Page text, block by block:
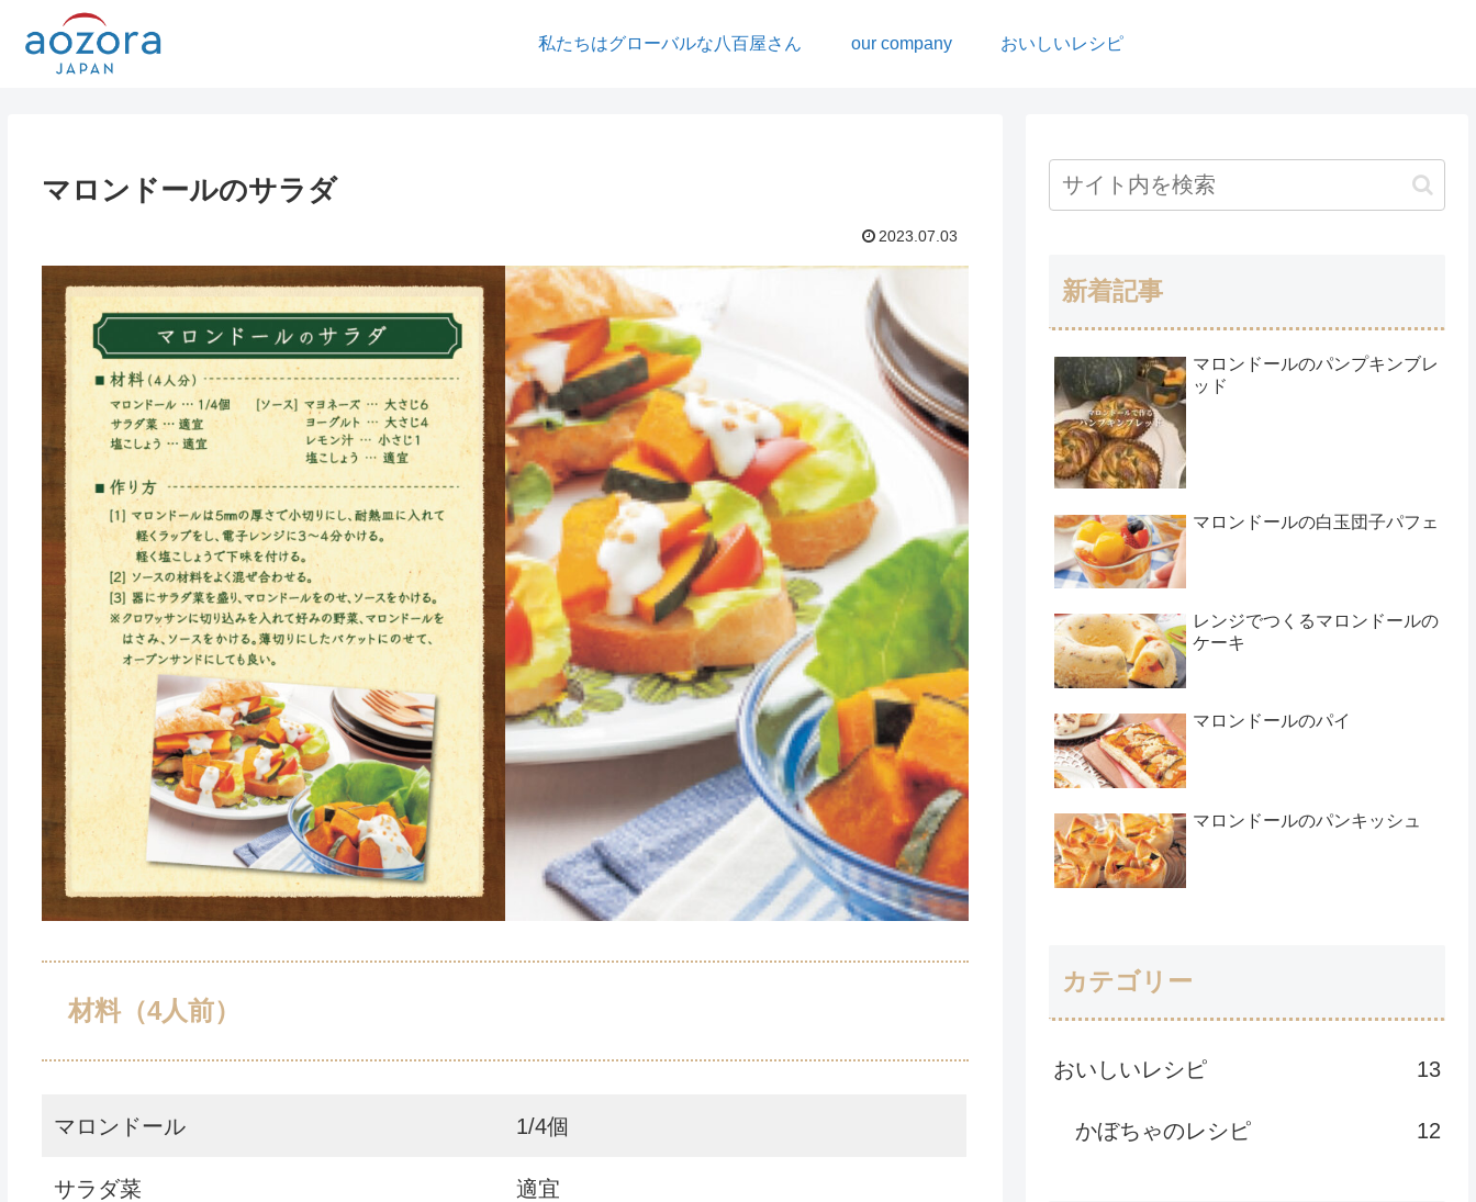
私たちはグローバルな八百屋さん our company おいしいレシピ
マロンドールのサラダ
2023.07.03
材料（4人前）
マロンドール 1/4個
サラダ菜 適宜
新着記事
マロンドールのパンプキンブレ
ッド
マロンドールの白玉団子パフェ
レンジでつくるマロンドールの
ケーキ
マロンドールのパイ
マロンドールのパンキッシュ
カテゴリー
おいしいレシピ 13
かぼちゃのレシピ 12